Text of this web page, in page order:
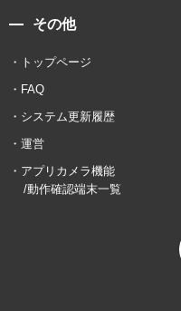
その他
トップページ
FAQ
システム更新履歴
運営
アプリカメラ機能
/動作確認端末一覧